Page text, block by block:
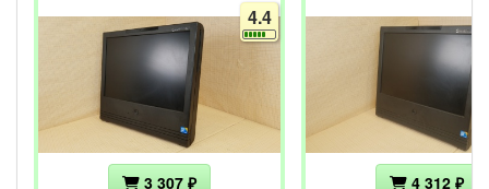
4.4
3 307 ₽ 4 312 ₽